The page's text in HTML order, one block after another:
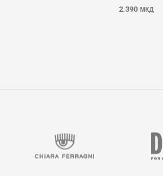
2.390 МКД